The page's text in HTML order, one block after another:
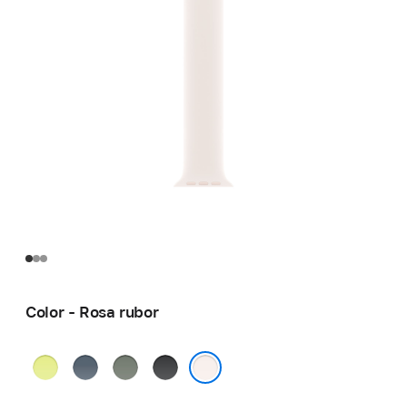
Color - Rosa rubor
AmarilloAzul
Gris
Negro